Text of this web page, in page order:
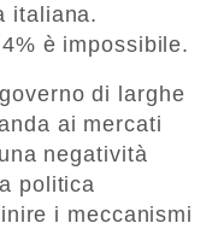
italiana.
è impossibile.
di larghe
ai mercati
negatività
politica
i meccanismi